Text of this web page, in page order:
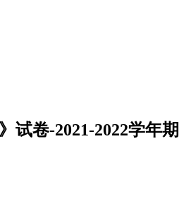
试卷-2021-2022学年